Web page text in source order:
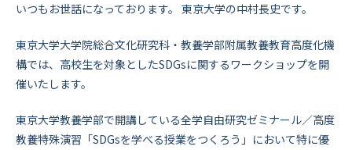
いつもお世話になっております。 東京大学の中村長史です。
東京大学大学院総合文化研究科・教養学部附属教養教育高度化機
構では、高校生を対象としたSDGsに関するワークショップを開
催いたします。
東京大学教養学部で開講している全学自由研究ゼミナール／高度
教養特殊演習「SDGsを学べる授業をつくろう」において特に優